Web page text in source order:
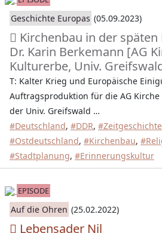
Geschichte Europas (05.09.2023)
Kirchenbau in der späten
Dr. Karin Berkemann [AG
Kulturerbe, Univ.
T: Kalter Krieg und Europäische
Auftragsproduktion für die AG
der Univ. Greifswald …
#Deutschland, #DDR, #Zeitgeschichte
#Ostdeutschland, #Kirchenbau,
#Stadtplanung, #Erinnerungskultur
EPISODE
Auf die Ohren (25.02.2022)
Lebensader Nil